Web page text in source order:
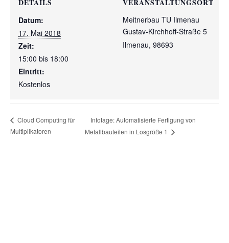
DETAILS
Datum:
17. Mai 2018
Zeit:
15:00 bis 18:00
Eintritt:
Kostenlos
VERANSTALTUNGSORT
Meitnerbau TU Ilmenau
Gustav-Kirchhoff-Straße 5
Ilmenau, 98693
Cloud Computing für
Multiplikatoren
Infotage: Automatisierte Fertigung von
Metallbauteilen in Losgröße 1